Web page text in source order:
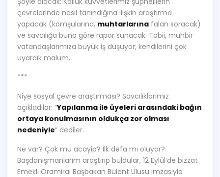
çevrelerinde nasıl tanındığına ilişkin araştırma
yapacak (komşularına, muhtarlarına falan soracak)
ve savcılığa buna göre rapor sunacak. Tabii, muhbir
vatandaşlarımıza büyük iş düşüyor; kendilerini çok
uyardık malum.
***
Niye sosyal çevre araştırması? Savcılıklarımız
açıkladılar: “Yapılanma ile üyeleri arasındaki bağın
ortaya konulmasının oldukça zor olması
nedeniyle” dediler.
Ne var? Çok mu acayip? İlk defa mı oluyor?
Başdanışmanlarım araştırıp buldular, 12 Eylül’de bizzat
Emekli Oramiral Başbakan Bülent Ulusu imzasıyla